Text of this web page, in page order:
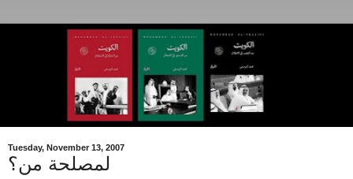
Tuesday, November 13, 2007
لمصلحة من؟